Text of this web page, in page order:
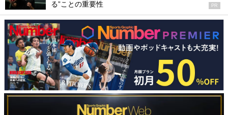
る”ことの重要性
PR